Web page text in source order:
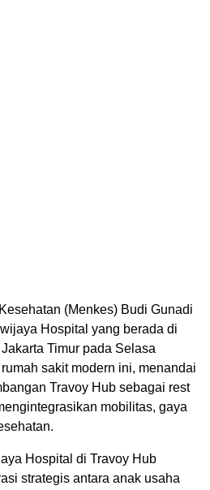
(Menkes) Budi Gunadi
Hospital yang berada di
Timur pada Selasa
sakit modern ini, menandai
Travoy Hub sebagai rest
mobilitas, gaya
Hospital di Travoy Hub
strategis antara anak usaha